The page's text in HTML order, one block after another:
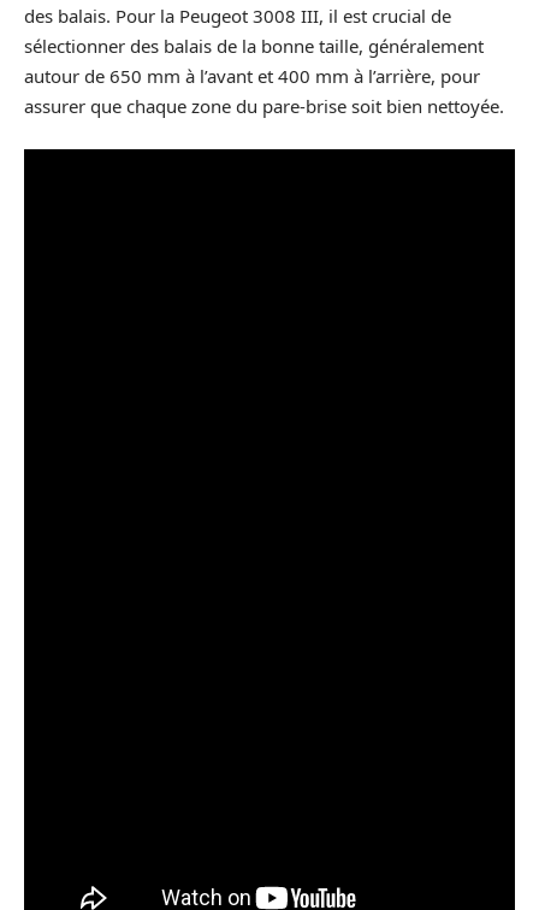
des balais. Pour la Peugeot 3008 III, il est crucial de
sélectionner des balais de la bonne taille, généralement
autour de 650 mm à l’avant et 400 mm à l’arrière, pour
assurer que chaque zone du pare-brise soit bien nettoyée.